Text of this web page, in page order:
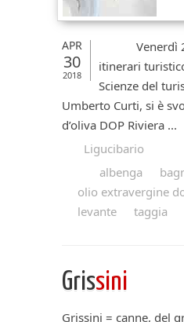
APR
30
2018
Venerdì 27
itinerari
Scienze del
Umberto Curti, si è
d’oliva DOP Riviera ...
Ligucibario
albenga
olio extravergine
levante
taggia
Grissini
Grissini = canne, del